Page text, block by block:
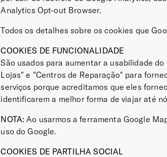
Analytics Opt-out Browser.
Todos os detalhes sobre os cookies que
COOKIES DE FUNCIONALIDADE
São usados para aumentar a usabilidade
Lojas" e "Centros de Reparação" para
serviços porque acreditamos que eles
identificarem a melhor forma de viajar até
NOTA: Ao usarmos a ferramenta Google
uso do Google.
COOKIES DE PARTILHA SOCIAL